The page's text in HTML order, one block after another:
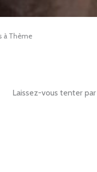
à Thème
Laissez-vous tenter
des